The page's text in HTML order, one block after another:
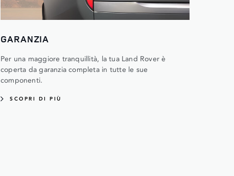
GARANZIA
Per una maggiore tranquillità, la tua Land Rover è
coperta da garanzia completa in tutte le sue
componenti.
SCOPRI DI PIÙ